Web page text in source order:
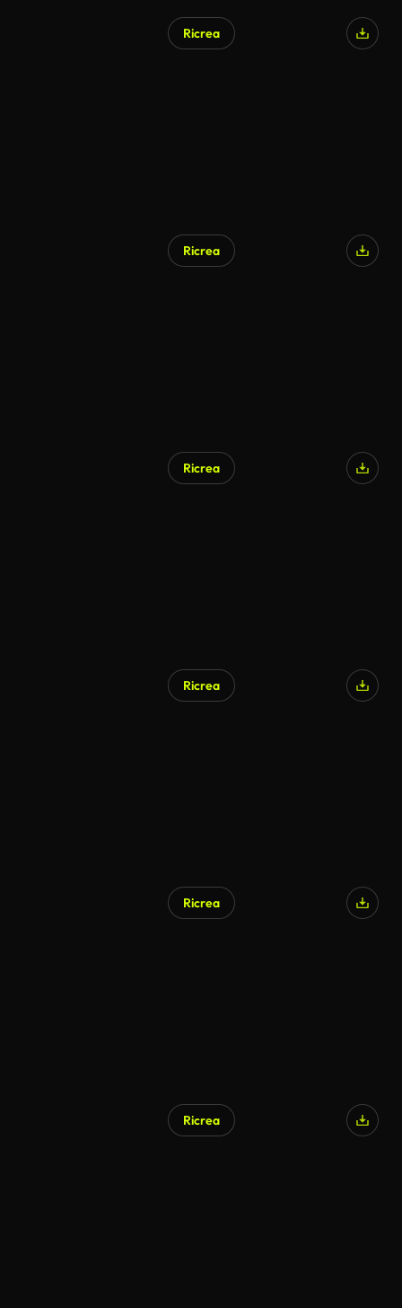
Ricrea
Ricrea
Ricrea
Ricrea
Ricrea
Ricrea